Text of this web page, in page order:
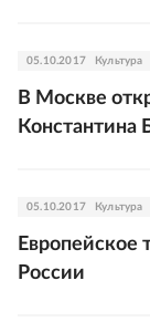
05.10.2017 Культура
В Москве
Константина
05.10.2017 Культура
Европейское
России